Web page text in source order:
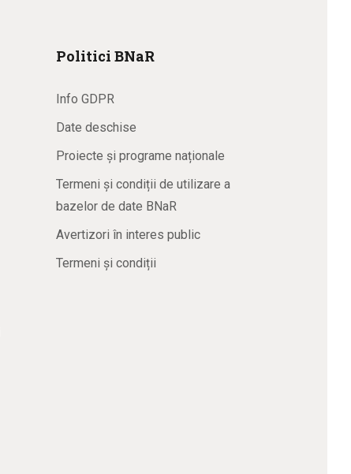
Politici BNaR
Info GDPR
Date deschise
Proiecte și programe naționale
Termeni și condiții de utilizare a
bazelor de date BNaR
Avertizori în interes public
Termeni și condiții